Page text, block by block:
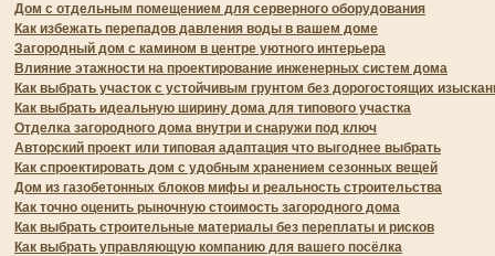
Дом с отдельным помещением для серверного оборудования
Как избежать перепадов давления воды в вашем доме
Загородный дом с камином в центре уютного интерьера
Влияние этажности на проектирование инженерных систем дома
Как выбрать участок с устойчивым грунтом без дорогостоящих
Как выбрать идеальную ширину дома для типового участка
Отделка загородного дома внутри и снаружи под ключ
Авторский проект или типовая адаптация что выгоднее выбрать
Как спроектировать дом с удобным хранением сезонных вещей
Дом из газобетонных блоков мифы и реальность строительства
Как точно оценить рыночную стоимость загородного дома
Как выбрать строительные материалы без переплаты и рисков
Как выбрать управляющую компанию для вашего посёлка